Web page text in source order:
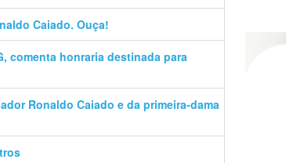
Caiado. Ouça!
comenta honraria destinada para
Ronaldo Caiado e da primeira-dama